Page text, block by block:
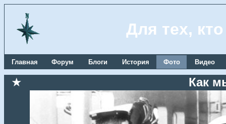
Для тех,
Главная Форум Блоги История Фото Видео
★ Как